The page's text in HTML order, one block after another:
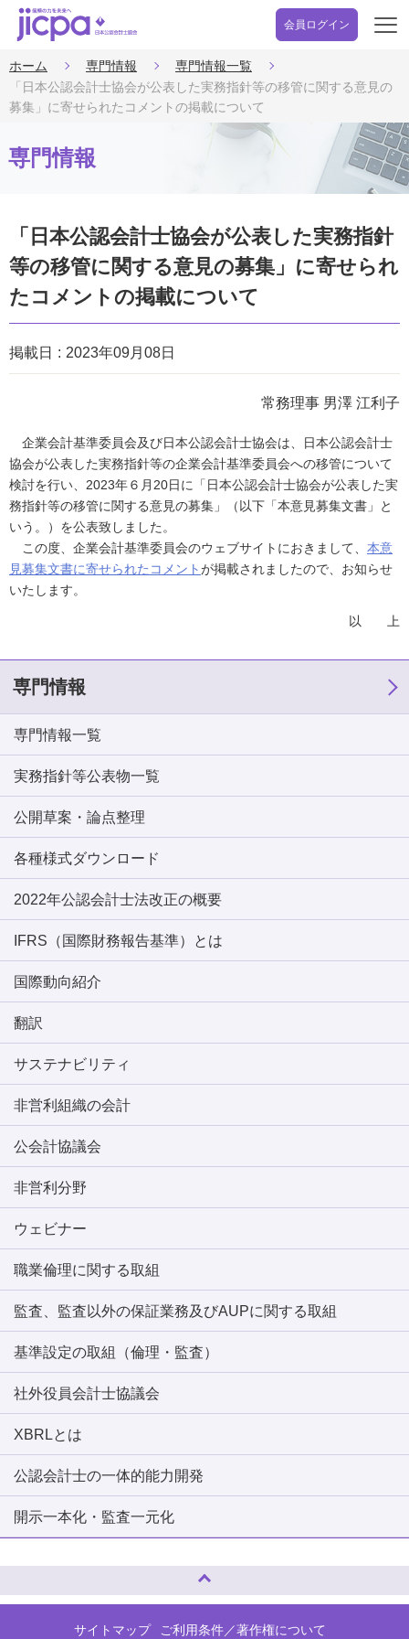
会員ログイン
開
ホーム 専門情報
専門情報一覧
「日本公認会計士協会が公表した実務指針等の移管に関する意見の
募集」に寄せられたコメントの掲載について
専門情報
「日本公認会計士協会が公表した実務指針
等の移管に関する意見の募集」に寄せられ
たコメントの掲載について
掲載日 2023年09月08日
常務理事 男澤 江利子
企業会計基準委員会及び日本公認会計士協会は、日本公認会計士
協会が公表した実務指針等の企業会計基準委員会への移管について
検討を行い、2023年６月20日に「日本公認会計士協会が公表した実
務指針等の移管に関する意見の募集」（以下「本意見募集文書」と
いう。）を公表致しました。
この度、企業会計基準委員会のウェブサイトにおきまして、 本意
見募集文書に寄せられたコメントが掲載されましたので、お知らせ
いたします。
以 上
専門情報
専門情報一覧
実務指針等公表物一覧
公開草案・論点整理
各種様式ダウンロード
2022年公認会計士法改正の概要
IFRS（国際財務報告基準）とは
国際動向紹介
翻訳
サステナビリティ
非営利組織の会計
公会計協議会
非営利分野
ウェビナー
職業倫理に関する取組
監査、監査以外の保証業務及びAUPに関する取組
基準設定の取組（倫理・監査）
社外役員会計士協議会
XBRLとは
公認会計士の一体的能力開発
開示一本化・監査一元化
サイトマップ ご利用条件／著作権について